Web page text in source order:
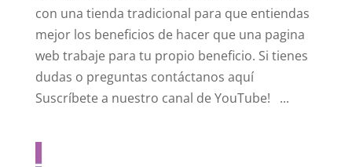
con una tienda tradicional para que entiendas
mejor los beneficios de hacer que una pagina
web trabaje para tu propio beneficio. Si tienes
dudas o preguntas contáctanos aquí
Suscríbete a nuestro canal de YouTube! ...